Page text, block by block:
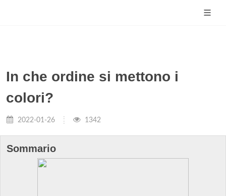
In che ordine si mettono i
colori?
2022-01-26 1342
Sommario